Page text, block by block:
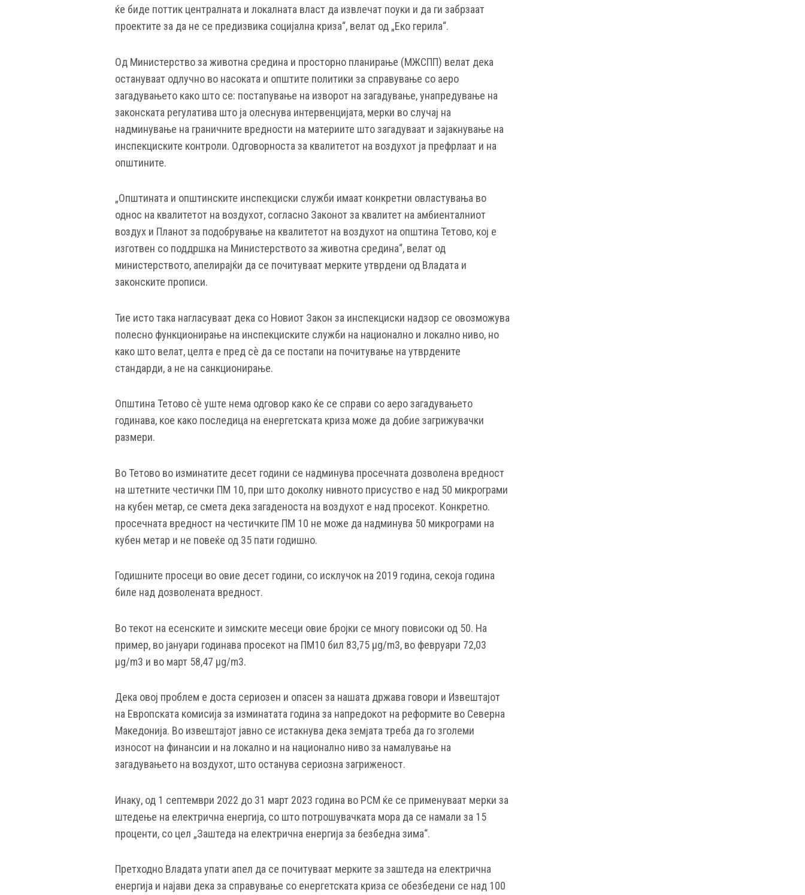
ќе биде поттик централната и локалната власт да извлечат поуки и да ги забрзаат
проектите за да не се предизвика социјална криза“, велат од „Еко герила“.
Од Министерство за животна средина и просторно планирање (МЖСПП) велат дека
остануваат одлучно во насоката и општите политики за справување со аеро
загадувањето како што се: постапување на изворот на загадување, унапредување на
законската регулатива што ја олеснува интервенцијата, мерки во случај на
надминување на граничните вредности на материите што загадуваат и зајакнување на
инспекциските контроли. Одговорноста за квалитетот на воздухот ја префрлаат и на
општините.
„Општината и општинските инспекциски служби имаат конкретни овластувања во
однос на квалитетот на воздухот, согласно Законот за квалитет на амбиенталниот
воздух и Планот за подобрување на квалитетот на воздухот на општина Тетово, кој е
изготвен со поддршка на Министерството за животна средина“, велат од
министерството, апелирајќи да се почитуваат мерките утврдени од Владата и
законските прописи.
Тие исто така нагласуваат дека со Новиот Закон за инспекциски надзор се овозможува
полесно функционирање на инспекциските служби на национално и локално ниво, но
како што велат, целта е пред сѐ да се постапи на почитување на утврдените
стандарди, а не на санкционирање.
Општина Тетово сѐ уште нема одговор како ќе се справи со аеро загадувањето
годинава, кое како последица на енергетската криза може да добие загрижувачки
размери.
Во Тетово во изминатите десет години се надминува просечната дозволена вредност
на штетните честички ПМ 10, при што доколку нивното присуство е над 50 микрограми
на кубен метар, се смета дека загаденоста на воздухот е над просекот. Конкретно.
просечната вредност на честичките ПМ 10 не може да надминува 50 микрограми на
кубен метар и не повеќе од 35 пати годишно.
Годишните просеци во овие десет години, со исклучок на 2019 година, секоја година
биле над дозволената вредност.
Во текот на есенските и зимските месеци овие бројки се многу повисоки од 50. На
пример, во јануари годинава просекот на ПМ10 бил 83,75 μg/m3, во февруари 72,03
μg/m3 и во март 58,47 μg/m3.
Дека овој проблем е доста сериозен и опасен за нашата држава говори и Извештајот
на Европската комисија за изминатата година за напредокот на реформите во Северна
Македонија. Во извештајот јавно се истакнува дека земјата треба да го зголеми
износот на финансии и на локално и на национално ниво за намалување на
загадувањето на воздухот, што останува сериозна загриженост.
Инаку, од 1 септември 2022 до 31 март 2023 година во РСМ ќе се применуваат мерки за
штедење на електрична енергија, со што потрошувачката мора да се намали за 15
проценти, со цел „Заштеда на електрична енергија за безбедна зима“.
Претходно Владата упати апел да се почитуваат мерките за заштеда на електрична
енергија и најави дека за справување со енергетската криза се обезбедени се над 100